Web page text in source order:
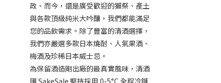
政、而今，還是廣受歡迎的獺祭、產土
與各款頂級純米大吟釀，我們都能滿足
您的品飲需求。除了豐富的清酒選擇，
我們亦嚴選多款日本燒酎、人氣果酒、
梅酒及珍稀日本威士忌。
為保留酒造剛出廠的最真實風味，清酒
匯 SakeSale 堅持採用 0-5°C 全程冷鏈